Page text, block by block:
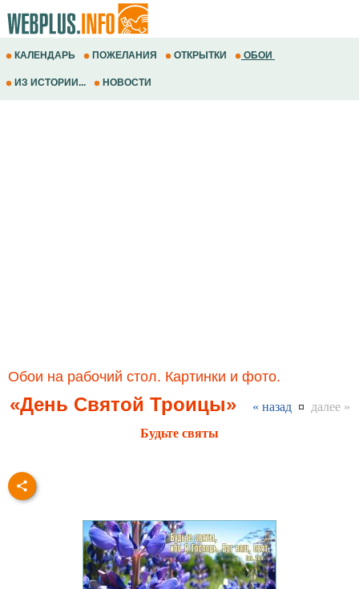
КАЛЕНДАРЬ ПОЖЕЛАНИЯ ОТКРЫТКИ ОБОИ
ИЗ ИСТОРИИ... НОВОСТИ
Обои на рабочий стол. Картинки и фото.
«День Святой Троицы» « назад¤ далее »
Будьте святы